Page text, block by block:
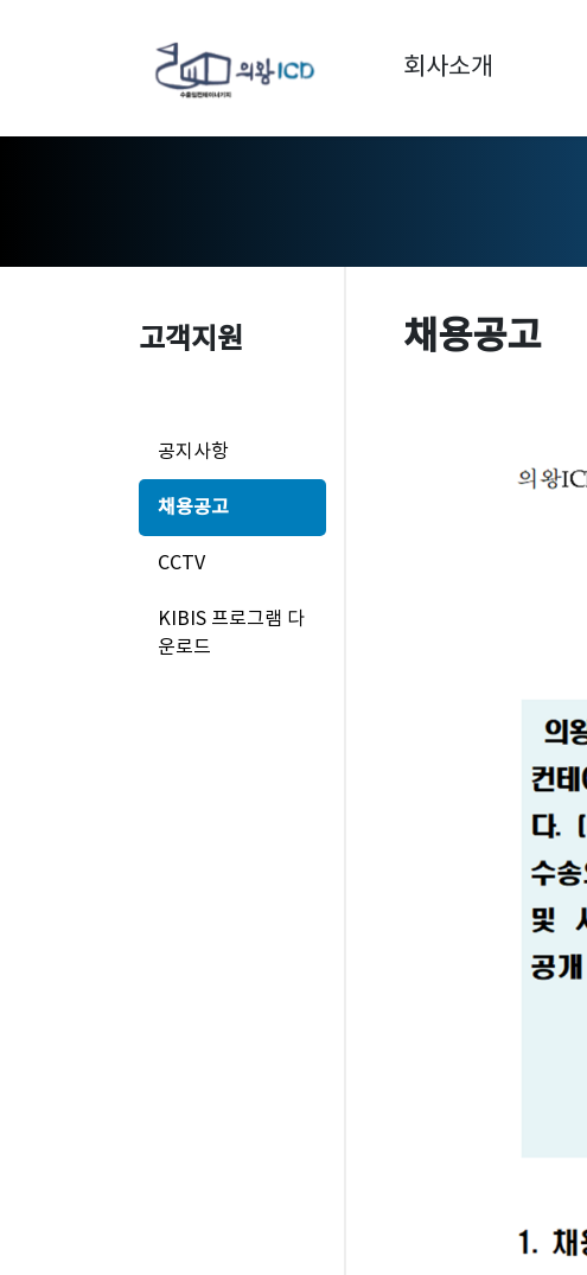
회사소개
고객지원
공지사항
채용공고
CCTV
KIBIS 프로그램 다
운로드
채용공고